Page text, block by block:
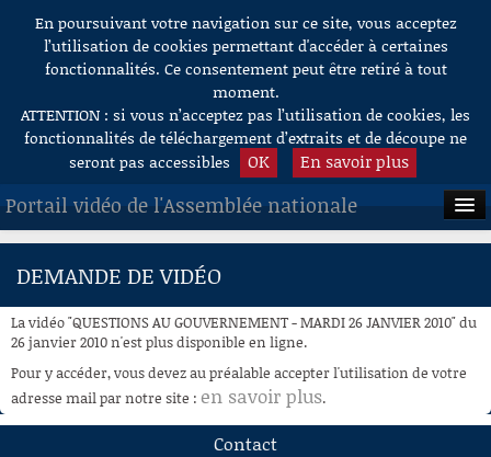
Aller au contenu
En poursuivant votre navigation sur ce site, vous acceptez
l’utilisation de cookies permettant d'accéder à certaines
fonctionnalités. Ce consentement peut être retiré à tout
moment.
ATTENTION : si vous n’acceptez pas l’utilisation de cookies, les
fonctionnalités de téléchargement d’extraits et de découpe ne
seront pas accessibles
OK En savoir plus
Portail vidéo de l'Assemblée nationale
ACCUEIL
À LA DEMANDE
RECHERCHE
AIDE À LA DÉCOUPE
DEMANDE DE VIDÉO
La vidéo "QUESTIONS AU GOUVERNEMENT - MARDI 26 JANVIER 2010" du
26 janvier 2010 n'est plus disponible en ligne.
Pour y accéder, vous devez au préalable accepter l'utilisation de votre
adresse mail par notre site : en savoir plus.
Contact